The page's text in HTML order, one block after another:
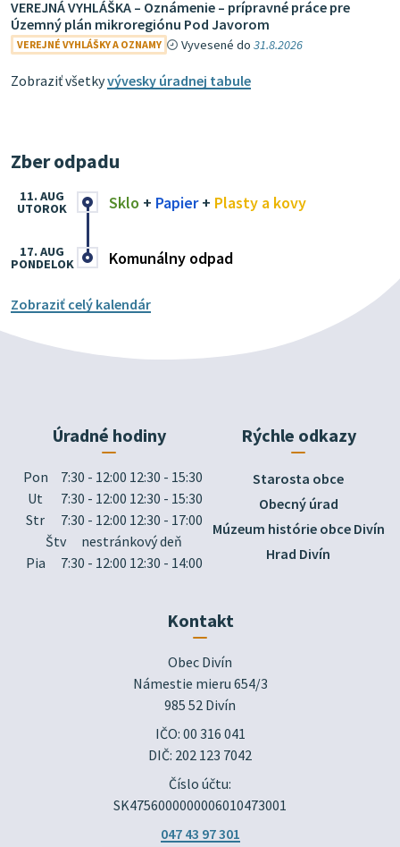
VEREJNÁ VYHLÁŠKA – Oznámenie – prípravné práce pre
Územný plán mikroregiónu Pod Javorom
VEREJNÉ VYHLÁŠKY A OZNAMY Vyvesené do31.8.2026
Zobraziť všetkyvývesky úradnej tabule
Zber odpadu
Sklo + Papier+ Plasty a kovy
11. AUG
UTOROK
Komunálny odpad
17. AUG
PONDELOK
Zobraziť celý kalendár
Úradné hodiny
Pon
7:30 - 12:00 12:30 - 15:30
Ut
7:30 - 12:00 12:30 - 15:30
Str
7:30 - 12:00 12:30 - 17:00
Štv
nestránkový deň
Pia
7:30 - 12:00 12:30 - 14:00
Rýchle odkazy
Starosta obce
Obecný úrad
Múzeum histórie obce Divín
Hrad Divín
Kontakt
Obec Divín
Námestie mieru 654/3
985 52 Divín
IČO: 00 316 041
DIČ: 202 123 7042
Číslo účtu:
SK4756000000006010473001
047 43 97 301